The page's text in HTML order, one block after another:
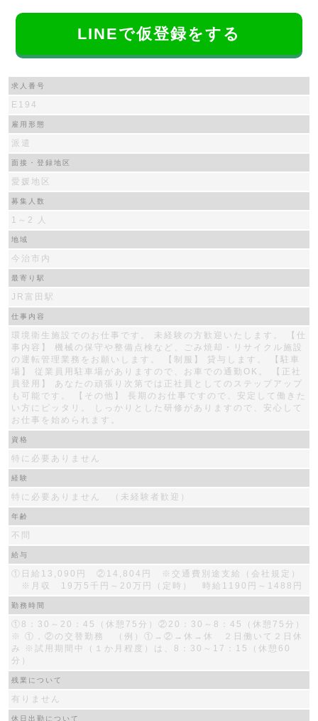
LINEで仮登録をする
求人番号
E194
雇用形態
派遣
面接・登録地区
愛媛地区
募集人数
1～2 人
地域
今治市内
最寄り駅
JR富田駅
仕事内容
環境衛生施設でのお仕事です。 未経験の方歓迎いたします。 【仕
事内容】 機械の保守や整備点検など、ごみ焼却・リサイクル施設
の運転管理業務をお願いします。 【制服】 貸与します。 【駐車
場】 従業員用駐車場がありますので、お車での通勤OK。 【正社
員登用】 あなたの頑張り次第では正社員としてのステップアップ
も可能です。 【その他】 長期のお仕事ですので、安定して働きた
い方にピッタリ。 しっかりとした研修がありますので、安心して
お仕事を始められます。
資格
特に必要ありません
経験
特に必要ありません （未経験者歓迎）
年齢
不問
給与
①日給13,090円 ②14,804円 ※交通費別途支給（会社規定）
※月収 19万5千円～20万円（定時） 時給1190円～1488円
勤務時間
①8：30～20：45（休憩75分）②20：30～8：45（休憩75分）
※ ①，②の交替勤務 （例）①→②→休→休 ２日働いて２日休
み ※試用期間中（１か月程度）は、8：30～17：15（休憩60
分）
残業について
有りません
休日出勤について